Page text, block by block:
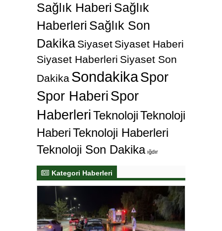
Sağlık Haberi Sağlık
Haberleri Sağlık Son
Dakika Siyaset Siyaset Haberi
Siyaset Haberleri Siyaset Son
Dakika SondakikaSpor
Spor Haberi Spor
HaberleriTeknolojiTeknoloji
HaberiTeknoloji Haberleri
Teknoloji Son Dakika ığdır
Kategori Haberleri